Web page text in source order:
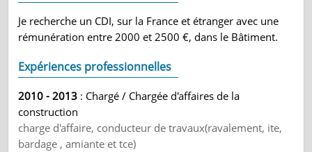
Je recherche un CDI, sur la France et étranger avec une
rémunération entre 2000 et 2500 €, dans le Bâtiment.
Expériences professionnelles
2010 - 2013 : Chargé / Chargée d'affaires de la
construction
charge d'affaire, conducteur de travaux(ravalement, ite,
bardage , amiante et tce)